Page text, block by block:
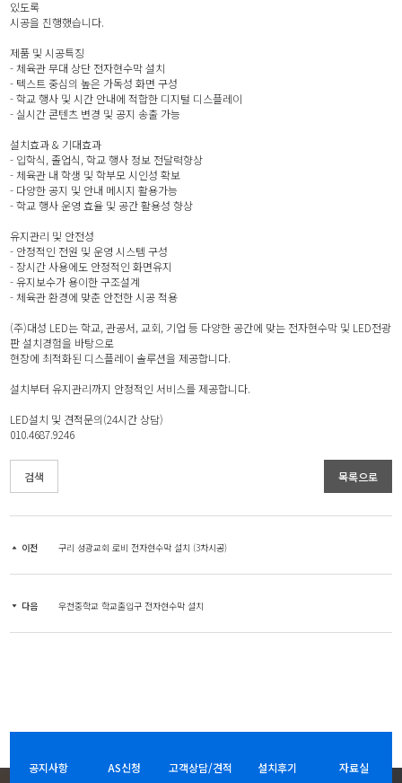
있도록
시공을 진행했습니다.
제품 및 시공특징
- 체육관 무대 상단 전자현수막 설치
- 텍스트 중심의 높은 가독성 화면 구성
- 학교 행사 및 시간 안내에 적합한 디지털 디스플레이
- 실시간 콘텐츠 변경 및 공지 송출 가능
설치효과 & 기대효과
- 입학식, 졸업식, 학교 행사 정보 전달력향상
- 체육관 내 학생 및 학부모 시인성 확보
- 다양한 공지 및 안내 메시지 활용가능
- 학교 행사 운영 효율 및 공간 활용성 향상
유지관리 및 안전성
- 안정적인 전원 및 운영 시스템 구성
- 장시간 사용에도 안정적인 화면유지
- 유지보수가 용이한 구조설계
- 체육관 환경에 맞춘 안전한 시공 적용
(주)대성 LED는 학교, 관공서, 교회, 기업 등 다양한 공간에 맞는 전자현수막 및 LED전광
판 설치경험을 바탕으로
현장에 최적화된 디스플레이 솔루션을 제공합니다.
설치부터 유지관리까지 안정적인 서비스를 제공합니다.
LED설치 및 견적문의(24시간 상담)
010.4687.9246
검색 목록으로
이전 구리 성광교회 로비 전자현수막 설치 (3차시공)
다음 우천중학교 학교출입구 전자현수막 설치
공지사항 AS신청 고객상담/견적 설치후기 자료실